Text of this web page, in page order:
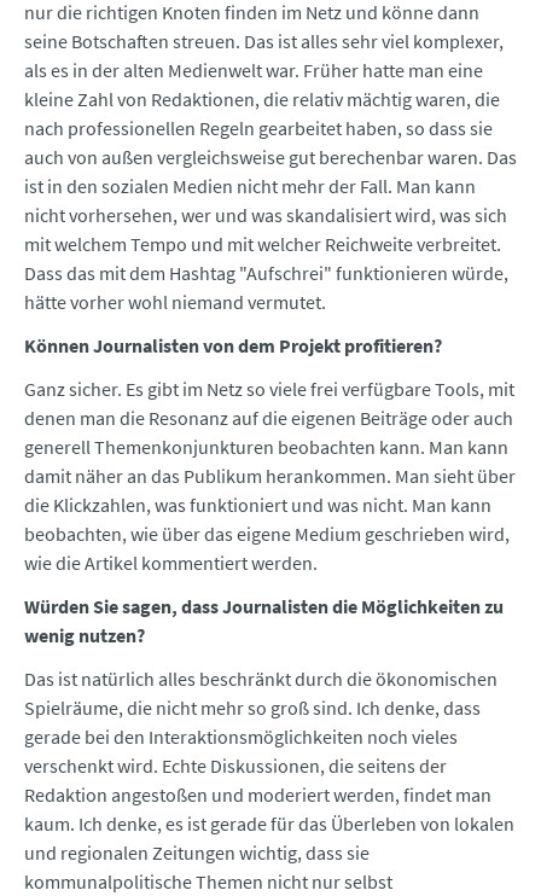
nur die richtigen Knoten finden im Netz und könne dann
seine Botschaften streuen. Das ist alles sehr viel komplexer,
als es in der alten Medienwelt war. Früher hatte man eine
kleine Zahl von Redaktionen, die relativ mächtig waren, die
nach professionellen Regeln gearbeitet haben, so dass sie
auch von außen vergleichsweise gut berechenbar waren. Das
ist in den sozialen Medien nicht mehr der Fall. Man kann
nicht vorhersehen, wer und was skandalisiert wird, was sich
mit welchem Tempo und mit welcher Reichweite verbreitet.
Dass das mit dem Hashtag "Aufschrei" funktionieren würde,
hätte vorher wohl niemand vermutet.
Können Journalisten von dem Projekt profitieren?
Ganz sicher. Es gibt im Netz so viele frei verfügbare Tools, mit
denen man die Resonanz auf die eigenen Beiträge oder auch
generell Themenkonjunkturen beobachten kann. Man kann
damit näher an das Publikum herankommen. Man sieht über
die Klickzahlen, was funktioniert und was nicht. Man kann
beobachten, wie über das eigene Medium geschrieben wird,
wie die Artikel kommentiert werden.
Würden Sie sagen, dass Journalisten die Möglichkeiten zu
wenig nutzen?
Das ist natürlich alles beschränkt durch die ökonomischen
Spielräume, die nicht mehr so groß sind. Ich denke, dass
gerade bei den Interaktionsmöglichkeiten noch vieles
verschenkt wird. Echte Diskussionen, die seitens der
Redaktion angestoßen und moderiert werden, findet man
kaum. Ich denke, es ist gerade für das Überleben von lokalen
und regionalen Zeitungen wichtig, dass sie
kommunalpolitische Themen nicht nur selbst